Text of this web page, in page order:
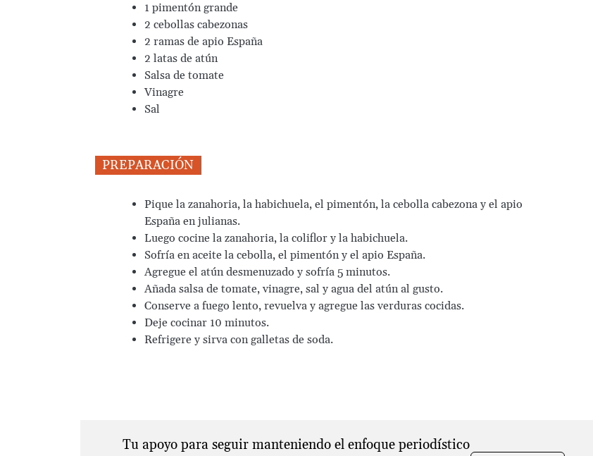
1 pimentón grande
2 cebollas cabezonas
2 ramas de apio España
2 latas de atún
Salsa de tomate
Vinagre
Sal
PREPARACIÓN
Pique la zanahoria, la habichuela, el pimentón, la cebolla cabezona y el apio
España en julianas.
Luego cocine la zanahoria, la coliflor y la habichuela.
Sofría en aceite la cebolla, el pimentón y el apio España.
Agregue el atún desmenuzado y sofría 5 minutos.
Añada salsa de tomate, vinagre, sal y agua del atún al gusto.
Conserve a fuego lento, revuelva y agregue las verduras cocidas.
Deje cocinar 10 minutos.
Refrigere y sirva con galletas de soda.
Tu apoyo para seguir manteniendo el enfoque periodístico